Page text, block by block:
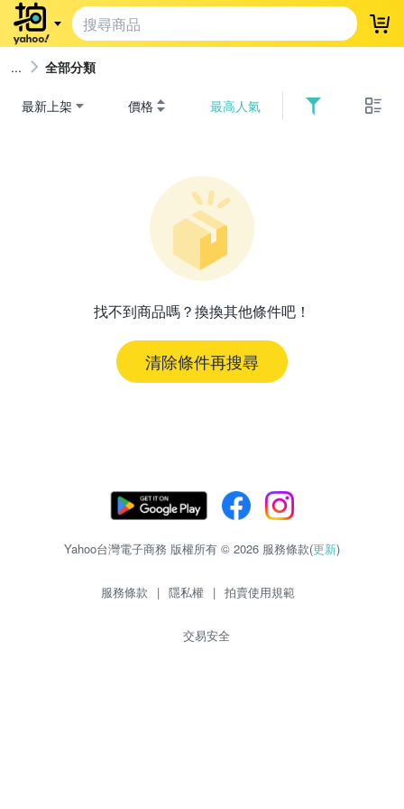
登
全部分類
最新上架 價格 最高人氣
找不到商品嗎？換換其他條件吧！
清除條件再搜尋
Yahoo台灣電子商務 版權所有 © 2026 服務條款(更新)
服務條款 | 隱私權 | 拍賣使用規範
交易安全